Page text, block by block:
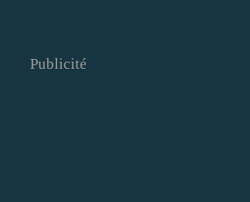
Publicité